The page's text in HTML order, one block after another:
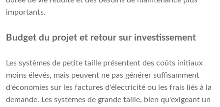
importants.
Budget du projet et retour sur investissement
Les systèmes de petite taille présentent des coûts initiaux
moins élevés, mais peuvent ne pas générer suffisamment
d'économies sur les factures d'électricité ou les frais liés à la
demande. Les systèmes de grande taille, bien qu'exigeant un